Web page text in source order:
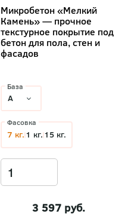
Микробетон «Мелкий
Камень» — прочное
текстурное покрытие под
бетон для пола, стен и
фасадов
3 597 руб.
База
Фасовка
7 кг. 1 кг. 15 кг.